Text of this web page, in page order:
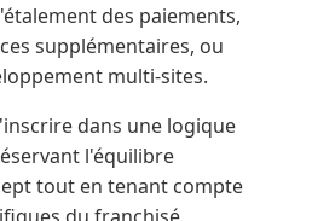
des paiements,
supplémentaires, ou
multi-sites.
dans une logique
l'équilibre
tout en tenant compte